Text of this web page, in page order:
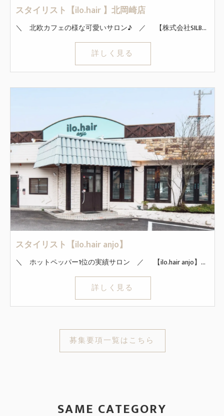
スタイリスト【ilo.hair 】北岡崎店
＼ 北欧カフェの様な可愛いサロン♪ ／ 【株式会社SILBEL】は、愛知県安城市と岡崎市の大人気サロン 「ilo.hair (イロヘア) 」を運営しています。 ◇ココが魅力！！◇ ・定時退社で時間も休みも自由！残業なし！ ・休日指定なし！ ・ノルマ、施術時間指定なし！ ・終礼なし！ 新規のお客様は月100名以上！ SNS活動をしなくても安定して毎月稼ぐことができます！ ◇初めての業務委託でも安心！◇ ほぼ全員が業務委託未経験からスタートしました！ 会社からのサポートも充実しています 圧倒的な集客力で接客に集中できる！ ホットペッパービューティでも常に上位！ ◇インセンティブ◇ 最低保証あり！ 技術売上50～65％バック！ 指名料は100％バック！ 基準を超えたら給与も上がるシステムなので、思いっきり稼ぎたい方も必見です。 *～*～*～*～*～*～*～*～*～*～*～*～*～*～* まずはどんな職場か是非覗いてみてください◎ 「見学のみ」もお気軽にご相談くださいね！ *～*～*～*～*～*～*～*～*～*～*～*～*～*～*
詳しく見る
スタイリスト【ilo.hair anjo】
＼ ホットペッパー1位の実績サロン ／ 【ilo.hair anjo】は、三河地区でホットペッパーランキング1位取得実績 があり、常に上位サロンです。 ◇ココが魅力！！◇ 定時退社で時間も休みも自由！残業なし！ 連休の取得もOK！土日休み可能！ 社員割で安く商品も購入できる！ マンツーマンの接客ができます 新規の入客は月100名以上！SNS活動をしなくても安定して毎月稼ぐことができます！ ◇初めての業務委託でも安心！◇ ほぼ全員が業務委託未経験からスタートしました！ 最初の3ヶ月間は最低保証あり！ 圧倒的な集客力で接客に集中できる！ ホットペッパービューティでも1位！ ◇インセンティブ◇ 技術売上50～65％バック！ 指名料は100％バック！ 基準を超えたら給与も上がるシステムなので、思いっきり稼ぎたい方も必見です。 *～*～*～*～*～*～*～*～*～*～*～*～*～*～* まずはどんな職場か是非覗いてみてください◎ 「見学のみ」もお気軽にご相談くださいね！ *～*～*～*～*～*～*～*～*～*～*～*～*～*～*
詳しく見る
募集要項一覧はこちら
SAME CATEGORY